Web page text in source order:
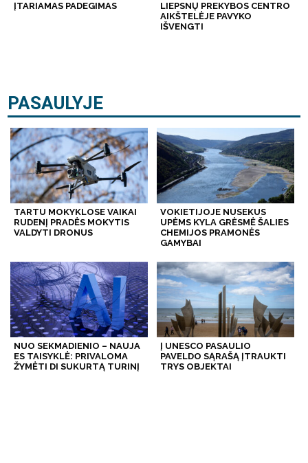
ĮTARIAMAS PADEGIMAS
LIEPSNŲ PREKYBOS CENTRO
AIKŠTELĖJE PAVYKO
IŠVENGTI
PASAULYJE
TARTU MOKYKLOSE VAIKAI
RUDENĮ PRADĖS MOKYTIS
VALDYTI DRONUS
VOKIETIJOJE NUSEKUS
UPĖMS KYLA GRĖSMĖ ŠALIES
CHEMIJOS PRAMONĖS
GAMYBAI
NUO SEKMADIENIO – NAUJA
ES TAISYKLĖ: PRIVALOMA
ŽYMĖTI DI SUKURTĄ TURINĮ
Į UNESCO PASAULIO
PAVELDO SĄRAŠĄ ĮTRAUKTI
TRYS OBJEKTAI